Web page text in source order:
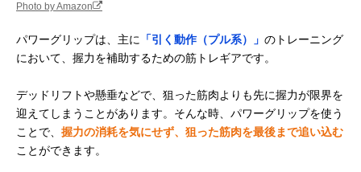
Photo by Amazon
パワーグリップは、主に 「引く動作（プル系）」 のトレーニング
において、握力を補助するための筋トレギアです。
デッドリフトや懸垂などで、狙った筋肉よりも先に握力が限界を
迎えてしまうことがあります。そんな時、パワーグリップを使う
ことで、 握力の消耗を気にせず、狙った筋肉を最後まで追い込む
ことができます。